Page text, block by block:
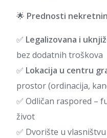
🌟 Prednosti
✅ Legalizovana i
bez dodatnih troškova
✅ Lokacija u centru
prostor (ordinacija,
✅ Odličan raspored –
život
✅ Dvorište u